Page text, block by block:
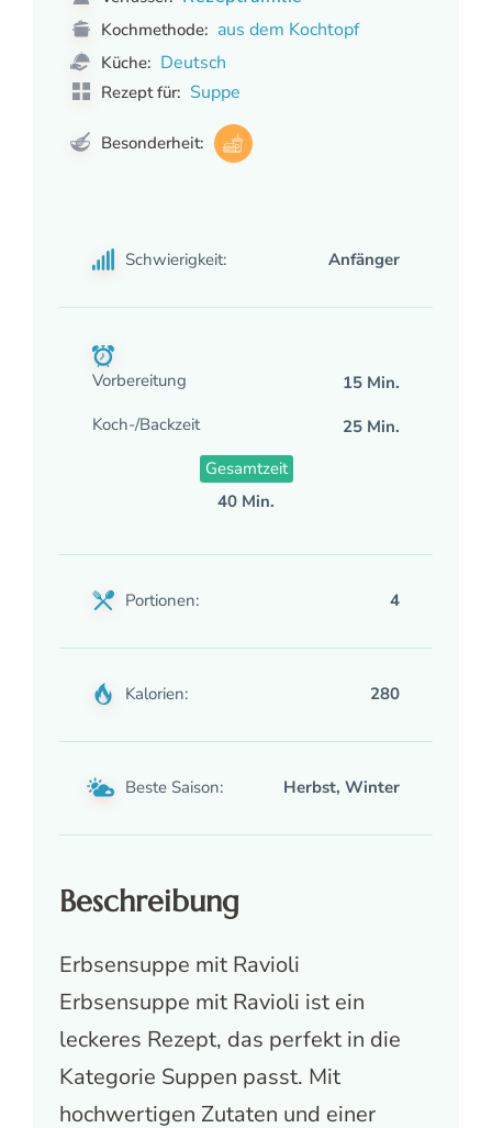
Kochmethode: aus dem Kochtopf
Küche: Deutsch
Rezept für: Suppe
Besonderheit:
Schwierigkeit: Anfänger
Vorbereitung
15 Min.
Koch-/Backzeit
25 Min.
Gesamtzeit
40 Min.
Portionen: 4
Kalorien: 280
Beste Saison: Herbst, Winter
Beschreibung
Erbsensuppe mit Ravioli
Erbsensuppe mit Ravioli ist ein
leckeres Rezept, das perfekt in die
Kategorie Suppen passt. Mit
hochwertigen Zutaten und einer